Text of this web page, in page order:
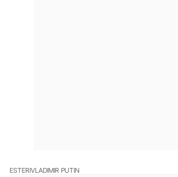
ESTERIVLADIMIR PUTIN